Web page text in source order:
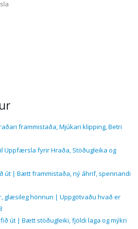
frammistaða, Mjúkari klipping, Betri
Uppfærsla fyrir Hraða, Stöðugleika og
út | Bætt frammistaða, ný áhrif, spennandi
glæsileg hönnun | Uppgötvaðu hvað er
út | Bætt stöðugleiki, fjöldi laga og mýkri